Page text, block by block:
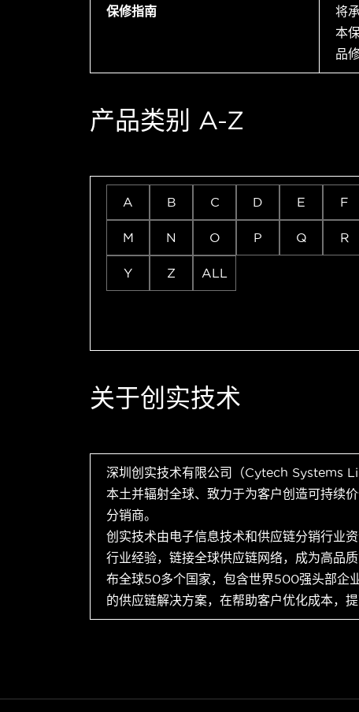
保修指南
将
本
品
产品类别 A-Z
A B C D E F
M N O P Q R
Y Z ALL
关于创实技术
深圳创实技术有限公司（Cytech Systems
本土并辐射全球、致力于为客户创造可持续
分销商。
创实技术由电子信息技术和供应链分销行业
行业经验，链接全球供应链网络，成为高品
布全球50多个国家，包含世界500强头部企
的供应链解决方案，在帮助客户优化成本，